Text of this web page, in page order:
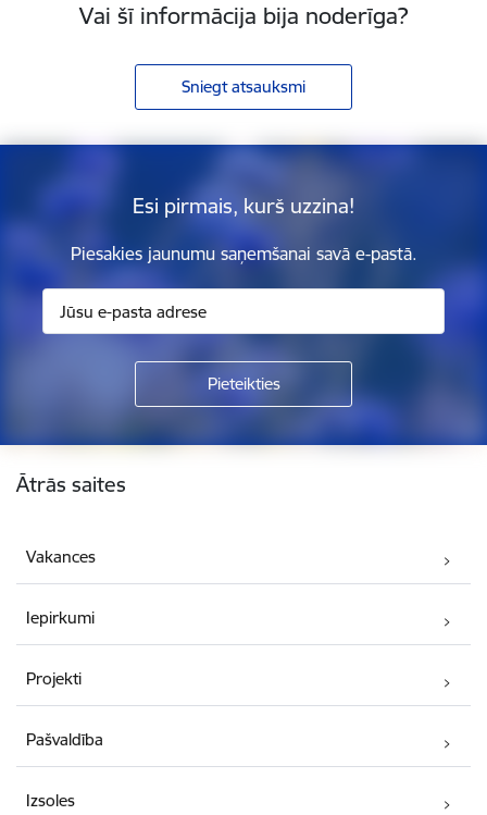
Vai šī informācija bija noderīga?
Sniegt atsauksmi
Esi pirmais, kurš uzzina!
Piesakies jaunumu saņemšanai savā e-pastā.
Kājene
Ātrās saites
Vakances
Iepirkumi
Projekti
Pašvaldība
Izsoles